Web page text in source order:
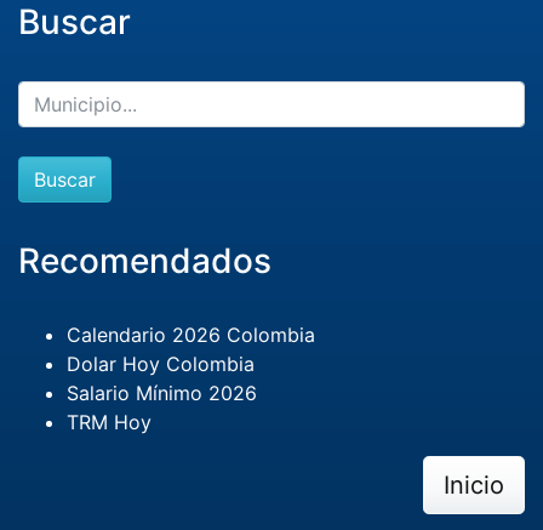
Buscar
Buscar
Recomendados
Calendario 2026 Colombia
Dolar Hoy Colombia
Salario Mínimo 2026
TRM Hoy
Inicio